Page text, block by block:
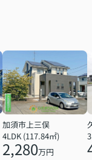
加須市上三俣
4LDK (117.84㎡)
2,280万円